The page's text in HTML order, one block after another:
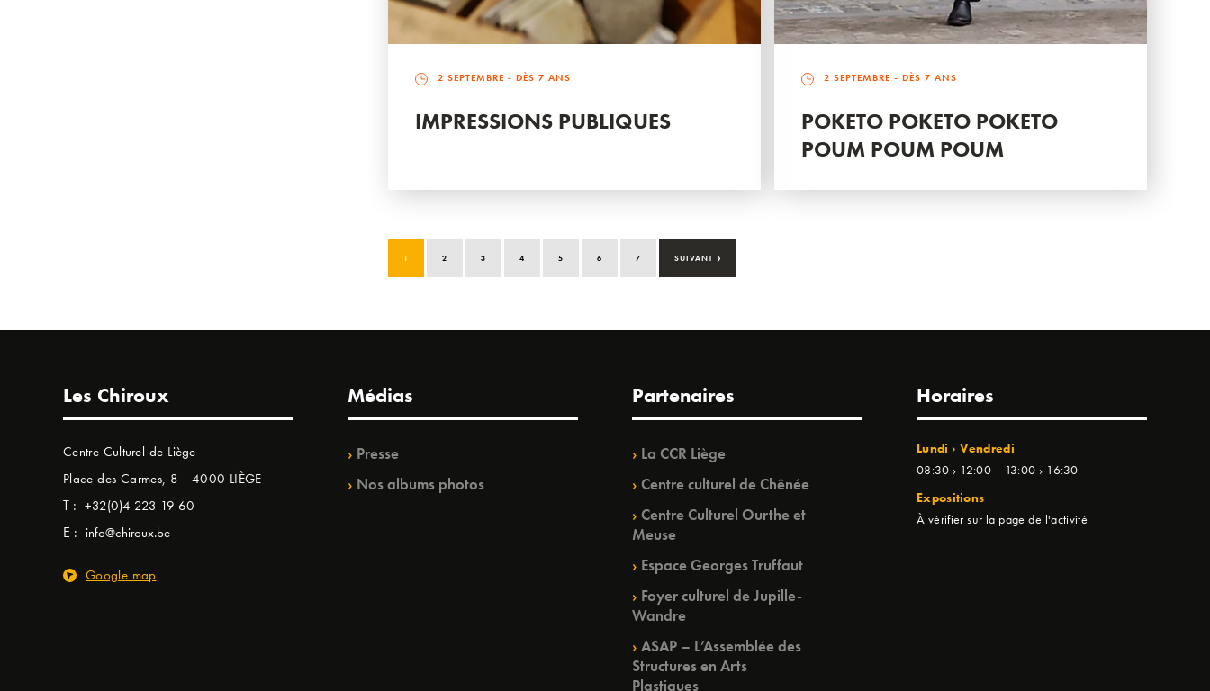
2 SEPTEMBRE - DÈS 7 ANS
IMPRESSIONS PUBLIQUES
2 SEPTEMBRE - DÈS 7 ANS
POKETO POKETO POKETO
POUM POUM POUM
1 2 3 4 5 6 7 SUIVANT ›
Les Chiroux
Centre Culturel de Liège
Place des Carmes, 8 - 4000 LIÈGE
T : +32(0)4 223 19 60
E : info@chiroux.be
Google map
Médias
Presse
Nos albums photos
Partenaires
La CCR Liège
Centre culturel de Chênée
Centre Culturel Ourthe et
Meuse
Espace Georges Truffaut
Foyer culturel de Jupille-
Wandre
ASAP – L’Assemblée des
Structures en Arts
Plastiques
Horaires
Lundi › Vendredi
08:30 › 12:00 | 13:00 › 16:30
Expositions
À vérifier sur la page de l'activité